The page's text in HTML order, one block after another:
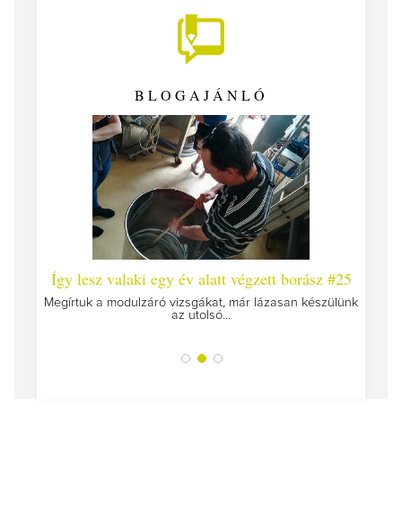
BLOGAJÁNLÓ
Így lesz valaki egy év alatt végzett borász #25
Megírtuk a modulzáró vizsgákat, már lázasan készülünk
az utolsó...